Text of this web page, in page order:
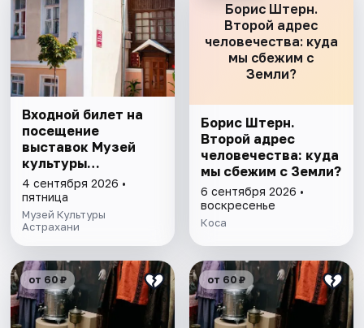
Входной билет на
посещение
выставок Музей
культуры
Астрахани
4 сентября 2026 •
пятница
Музей Культуры
Астрахани
Борис Штерн.
Второй адрес
человечества: куда
мы сбежим с
Земли?
Борис Штерн.
Второй адрес
человечества: куда
мы сбежим с Земли?
6 сентября 2026 •
воскресенье
Коса
от 60 ₽ от 60 ₽